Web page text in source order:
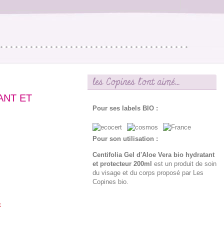
ET
les Copines l'ont aimé...
Pour ses labels BIO :
Pour son utilisation :
Centifolia Gel d'Aloe Vera bio hydratant
et protecteur 200ml est un produit de soin
du visage et du corps proposé par Les
Copines bio.